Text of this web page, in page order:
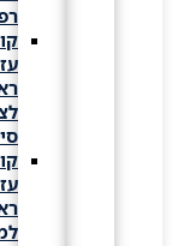
רפואי
קורס
עזרה
לצוות
סיעודי
קורס
עזרה